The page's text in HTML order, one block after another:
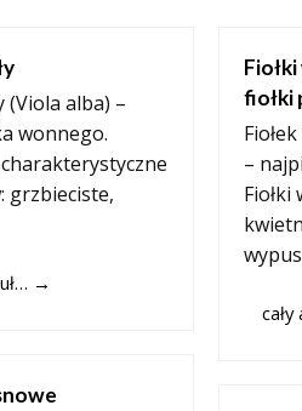
(Viola alba) –
wonnego.
grzbieciste,
→
fiołki
–
cały